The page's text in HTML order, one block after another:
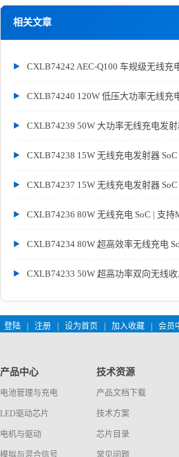
相关文章
CXLB74242 AEC-Q100 车规级无线充
CXLB74240 120W 低压大功率无线充
CXLB74239 50W 大功率无线充电发射
CXLB74238 15W 无线充电发射器 SoC
CXLB74237 15W 无线充电发射器 SoC
CXLB74236 80W 无线充电 SoC | 支持
CXLB74234 80W 超高效率无线充电
CXLB74233 50W 超高功率双向无线
登陆 注册 设为首页 加入收藏 会员
产品中心
电池管理与充电
LED驱动芯片
电机与驱动
技术资源
产品文档下载
技术方案
芯片目录